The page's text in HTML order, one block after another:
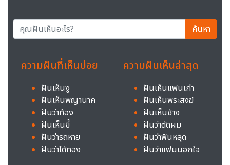
ค้นหา
ความฝันที่เห็นบ่อย
ฝันเห็นงู
ฝันเห็นพญานาค
ฝันว่าท้อง
ฝันเห็นขี้
ฝันว่ารถหาย
ฝันว่าได้ทอง
ความฝันเห็นล่าสุด
ฝันเห็นแฟนเก่า
ฝันเห็นพระสงฆ์
ฝันเห็นช้าง
ฝันว่าตัดผม
ฝันว่าฟันหลุด
ฝันว่าแฟนนอกใจ